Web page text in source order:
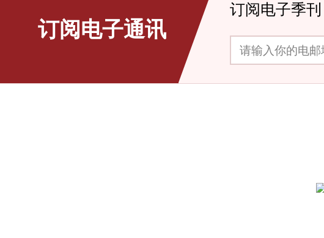
订阅电子通讯
订阅电子季
请输入你的电邮地址